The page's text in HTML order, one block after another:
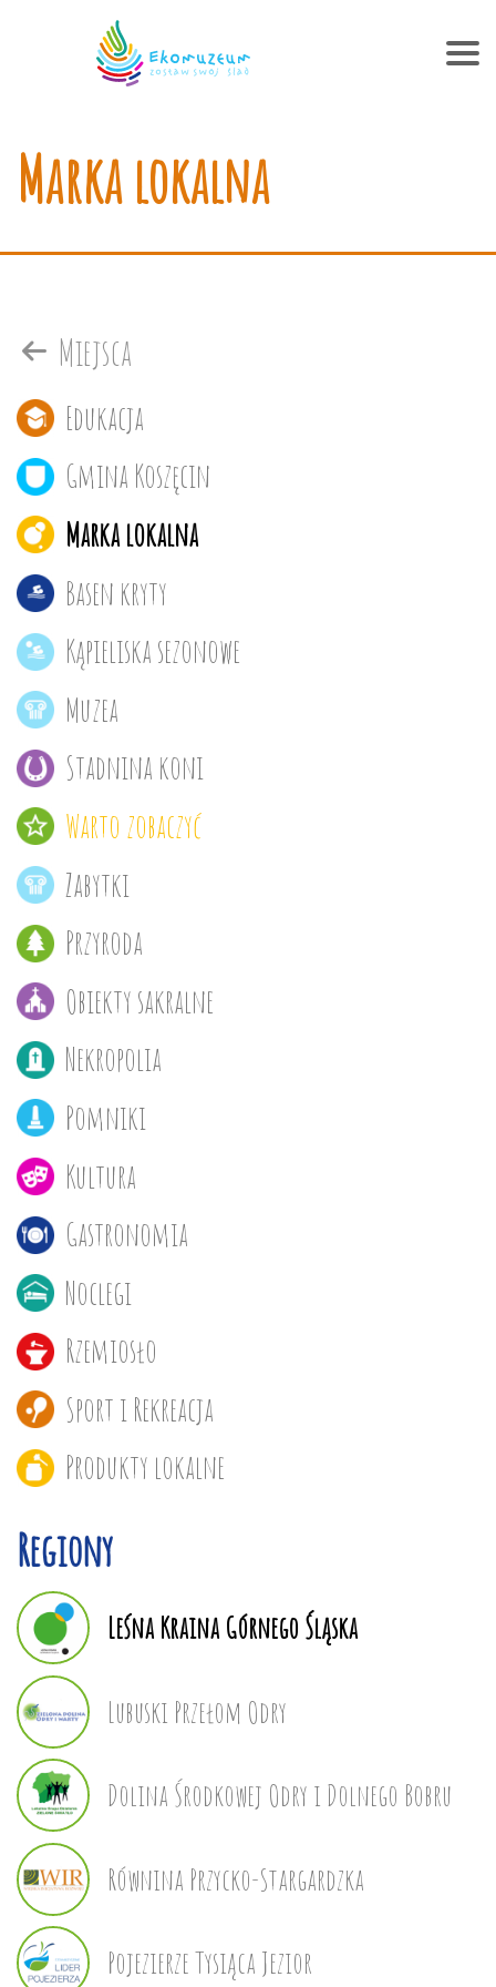
Marka lokalna
Miejsca
Edukacja
Gmina Koszęcin
Marka lokalna
Basen kryty
Kąpieliska sezonowe
Muzea
Stadnina koni
Warto zobaczyć
Zabytki
Przyroda
Obiekty sakralne
Nekropolia
Pomniki
Kultura
Gastronomia
Noclegi
Rzemiosło
Sport i Rekreacja
Produkty lokalne
Regiony
Leśna Kraina Górnego Śląska
Lubuski Przełom Odry
Dolina Środkowej Odry i Dolnego Bobru
Równina Przycko-Stargardzka
Pojezierze Tysiąca Jezior